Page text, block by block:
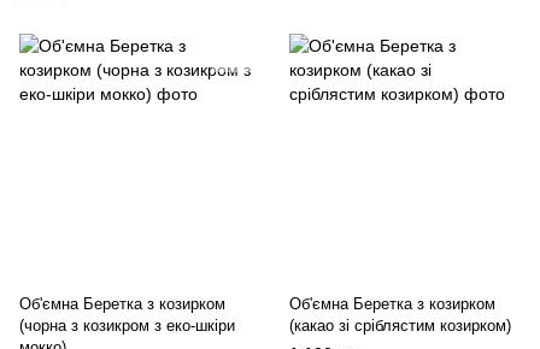
Об'ємна Беретка з козирком
(чорна з козикром з еко-шкіри
Об'ємна Беретка з козирком
(какао зі сріблястим козирком)